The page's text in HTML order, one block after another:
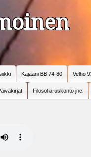
Kajaani BB 74-80 Velho
Filosofia-uskonto jne.